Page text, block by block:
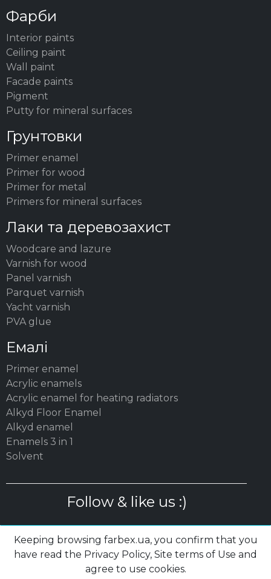
Фарби
Interior paints
Ceiling paint
Wall paint
Facade paints
Pigment
Putty for mineral surfaces
Грунтовки
Primer enamel
Primer for wood
Primer for metal
Primers for mineral surfaces
Лаки та деревозахист
Woodсare and lazure
Varnish for wood
Panel varnish
Parquet varnish
Yacht varnish
PVA glue
Емалі
Primer enamel
Acrylic enamels
Acrylic enamel for heating radiators
Alkyd Floor Enamel
Alkyd enamel
Enamels 3 in 1
Solvent
Follow & like us :)
© 2003 – 2026 MC «POLYSAN» LTD| farbex.ua
Keeping browsing farbex.ua, you confirm that you
have read the Privacy Policy, Site terms of Use and
agree to use cookies.